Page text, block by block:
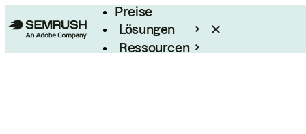
Preise
Lösungen
Ressourcen